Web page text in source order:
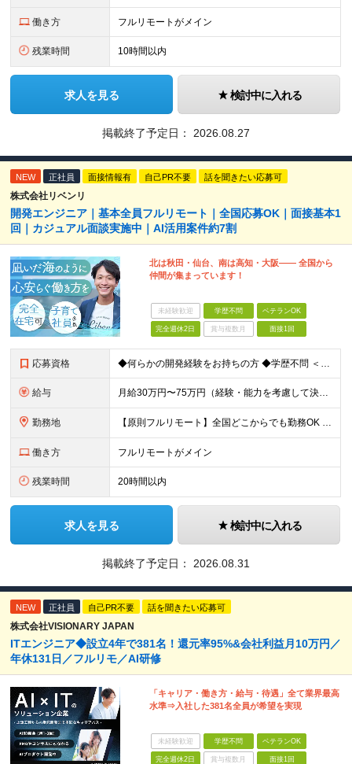
働き方 フルリモートがメイン
残業時間 10時間以内
求人を見る 検討中に入れる
掲載終了予定日： 2026.08.27
NEW 正社員 面接情報有 自己PR不要 話を聞きたい応募可
株式会社リベンリ
開発エンジニア｜基本全員フルリモート｜全国応募OK｜面接基本1
回｜カジュアル面談実施中｜AI活用案件約7割
北は秋田・仙台、南は高知・大阪—— 全国から
仲間が集まっています！
未経験歓迎 学歴不問 ベテランOK
完全週休2日 賞与複数月 面接1回
応募資格 ◆何らかの開発経験をお持ちの方 ◆学歴不問 ＜特に歓迎する方＞ ◎リーダー経験・PM経験のある方（優遇します） ◎フルリモートでも自律的に動ける方 ◎自社サービスや受託開発にゆくゆく携わりたい方 ◎
給与 月給30万円〜75万円（経験・能力を考慮して決定） ※固定残業代20時間分（4.0〜10.2万円）含む／超過分は全額支給 ※経験・スキルを考慮のうえ決定いたします ※6ヶ月の試用期間あり。期間中の待遇
勤務地 【原則フルリモート】全国どこからでも勤務OK ※希望に応じてオフィス勤務も可能 ■本社（湘南本社） 神奈川県藤沢市辻堂神台2-2-1 アイクロス湘南8階 └JR東海道線「辻堂駅」徒歩3分 ■東北支
働き方 フルリモートがメイン
残業時間 20時間以内
求人を見る 検討中に入れる
掲載終了予定日： 2026.08.31
NEW 正社員 自己PR不要 話を聞きたい応募可
株式会社VISIONARY JAPAN
ITエンジニア◆設立4年で381名！還元率95%&会社利益月10万円／
年休131日／フルリモ／AI研修
「キャリア・働き方・給与・待遇」全て業界最高
水準⇒入社した381名全員が希望を実現
未経験歓迎 学歴不問 ベテランOK
完全週休2日 賞与複数月 面接1回